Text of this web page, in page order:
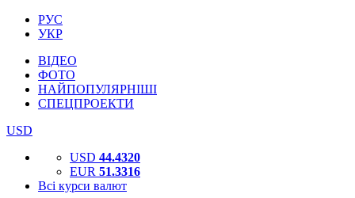
РУС
УКР
ВІДЕО
ФОТО
НАЙПОПУЛЯРНІШІ
СПЕЦПРОЕКТИ
USD
USD 44.4320
EUR 51.3316
Всі курси валют